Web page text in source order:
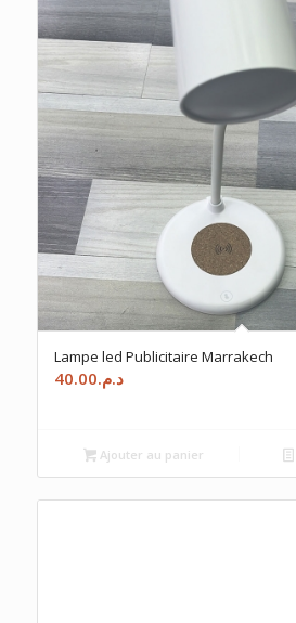
Lampe led Publicitaire Marrakech
د.م.40.00
Ajouter au panier